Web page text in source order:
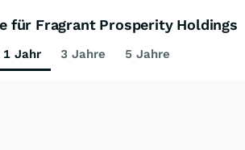
für Fragrant Prosperity Holdings
1 Jahr 3 Jahre 5 Jahre